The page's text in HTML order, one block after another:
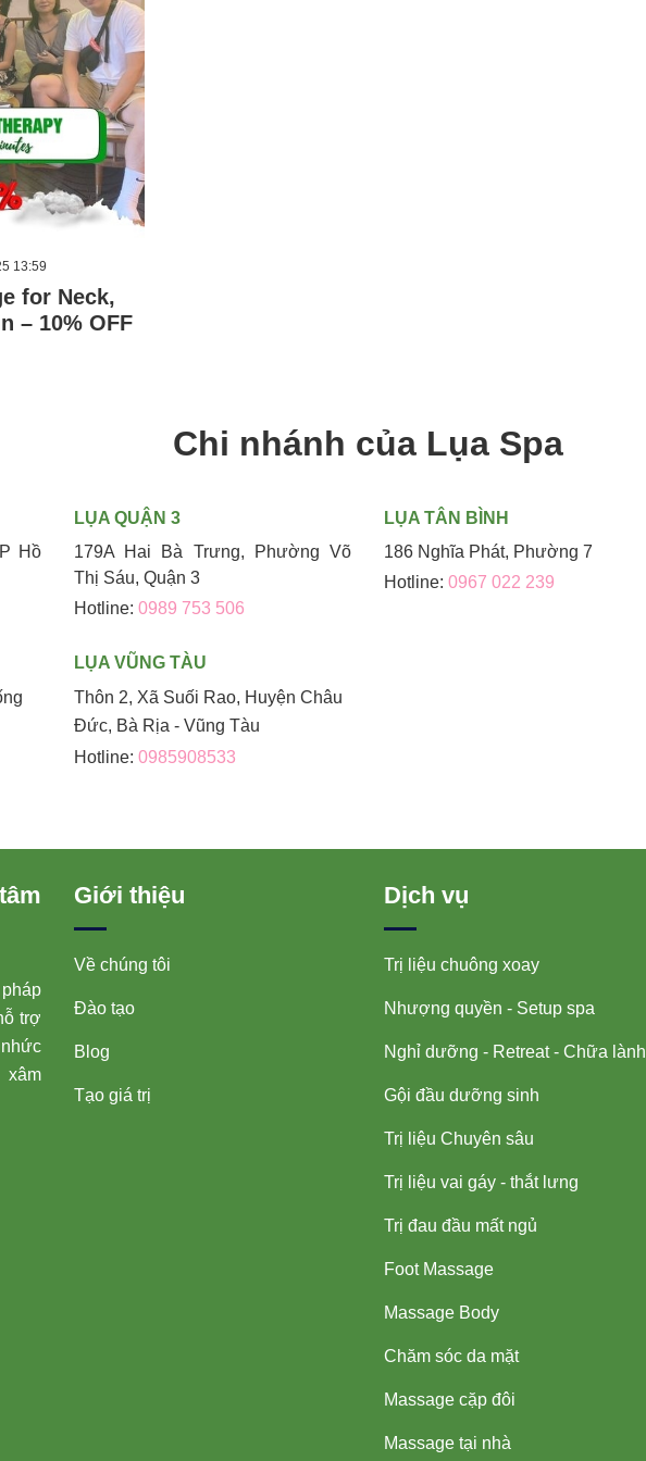
13:59
for Neck,
– 10% OFF
Chi nhánh của Lụa Spa
Hồ
LỤA QUẬN 3
179A Hai Bà Trưng, Phường Võ
Thị Sáu, Quận 3
Hotline: 0989 753 506
LỤA TÂN BÌNH
186 Nghĩa Phát, Phường 7
Hotline: 0967 022 239
LỤA VŨNG TÀU
Thôn 2, Xã Suối Rao, Huyện Châu
Đức, Bà Rịa - Vũng Tàu
Hotline: 0985908533
trợ
xâm
Giới thiệu
Về chúng tôi
Đào tạo
Blog
Tạo giá trị
Dịch vụ
Trị liệu chuông xoay
Nhượng quyền - Setup spa
Nghỉ dưỡng - Retreat - Chữa lành
Gội đầu dưỡng sinh
Trị liệu Chuyên sâu
Trị liệu vai gáy - thắt lưng
Trị đau đầu mất ngủ
Foot Massage
Massage Body
Chăm sóc da mặt
Massage cặp đôi
Massage tại nhà